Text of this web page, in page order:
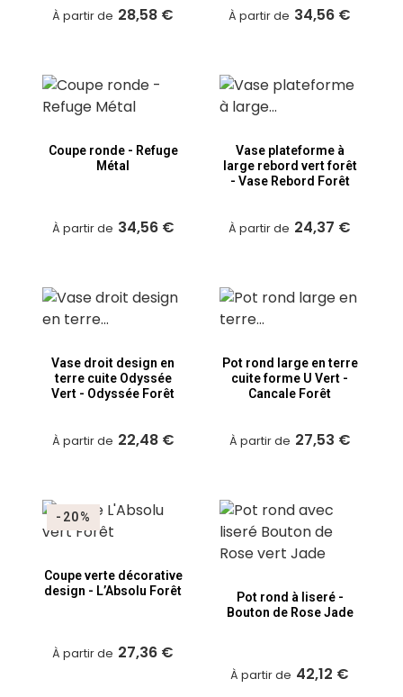
À partir de 28,58 € À partir de 34,56 €
Coupe ronde - Refuge
Métal
À partir de 34,56 €
Vase plateforme à
large rebord vert forêt
- Vase Rebord Forêt
À partir de 24,37 €
Vase droit design en
terre cuite Odyssée
Vert - Odyssée Forêt
À partir de 22,48 €
Pot rond large en terre
cuite forme U Vert -
Cancale Forêt
À partir de 27,53 €
Coupe verte décorative
design - L’Absolu Forêt
À partir de 27,36 €
-20%
Pot rond à liseré -
Bouton de Rose Jade
À partir de 42,12 €